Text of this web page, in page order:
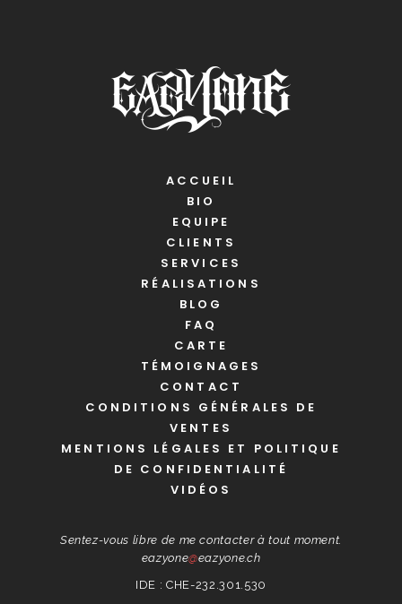
ACCUEIL
BIO
EQUIPE
CLIENTS
SERVICES
RÉALISATIONS
BLOG
FAQ
CARTE
TÉMOIGNAGES
CONTACT
CONDITIONS GÉNÉRALES DE
VENTES
MENTIONS LÉGALES ET POLITIQUE
DE CONFIDENTIALITÉ
VIDÉOS
Sentez-vous libre de me contacter à tout moment.
eazyone@eazyone.ch
IDE : CHE-232.301.530